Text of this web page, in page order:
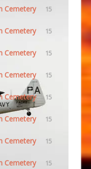
Cemetery
15
Cemetery
15
Cemetery
15
Cemetery
15
Cemetery
15
Cemetery
15
Cemetery
15
Cemetery
15